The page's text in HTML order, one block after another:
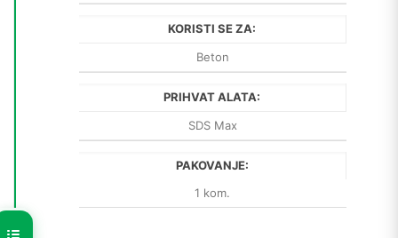
KORISTI SE ZA:
Beton
PRIHVAT ALATA:
SDS Max
PAKOVANJE:
1 kom.